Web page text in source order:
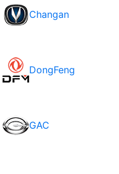
Changan
DongFeng
GAC